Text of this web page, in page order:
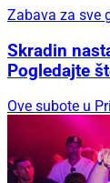
Zabava za sve
Skradin
Pogledajte
Ove subote u